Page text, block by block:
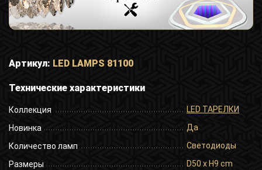
Артикул: LED LAMPS 81100
Технические характеристики
Коллекция LED ТАРЕЛКИ
Новинка Да
Количество ламп Светодиоды
Размеры D50 x H9 cm